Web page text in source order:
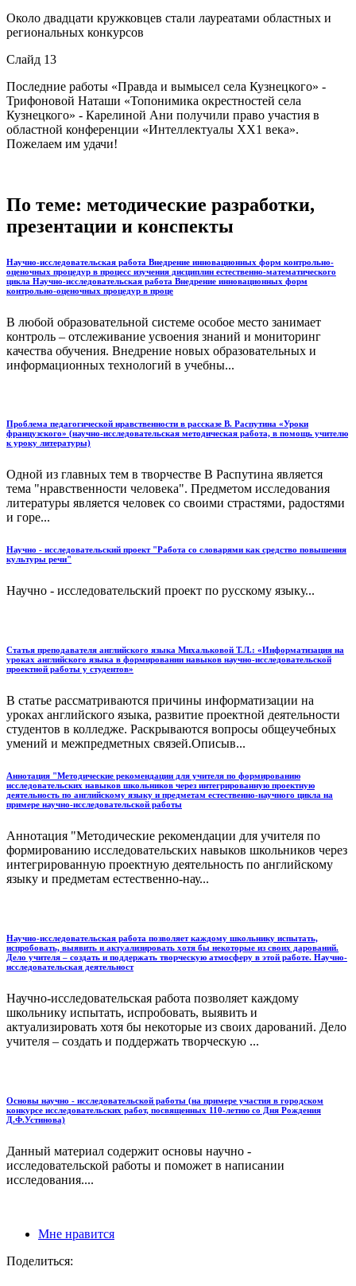
Около двадцати кружковцев стали лауреатами областных и
региональных конкурсов
Слайд 13
Последние работы «Правда и вымысел села Кузнецкого» -
Трифоновой Наташи «Топонимика окрестностей села
Кузнецкого» - Карелиной Ани получили право участия в
областной конференции «Интеллектуалы ХХ1 века».
Пожелаем им удачи!
По теме: методические разработки,
презентации и конспекты
Научно-исследовательская работа Внедрение инновационных форм контрольно-
оценочных процедур в процесс изучения дисциплин естественно-математического
цикла Научно-исследовательская работа Внедрение инновационных форм
контрольно-оценочных процедур в проце
В любой образовательной системе особое место занимает
контроль – отслеживание усвоения знаний и мониторинг
качества обучения. Внедрение новых образовательных и
информационных технологий в учебны...
Проблема педагогической нравственности в рассказе В. Распутина «Уроки
французского» (научно-исследовательская методическая работа, в помощь учителю
к уроку литературы)
Одной из главных тем в творчестве В Распутина является
тема "нравственности человека". Предметом исследования
литературы является человек со своими страстями, радостями
и горе...
Научно - исследовательский проект "Работа со словарями как средство повышения
культуры речи"
Научно - исследовательский проект по русскому языку...
Статья преподавателя английского языка Михальковой Т.Л.: «Информатизация на
уроках английского языка в формировании навыков научно-исследовательской
проектной работы у студентов»
В статье рассматриваются причины информатизации на
уроках английского языка, развитие проектной деятельности
студентов в колледже. Раскрываются вопросы общеучебных
умений и межпредметных связей.Описыв...
Аннотация "Методические рекомендации для учителя по формированию
исследовательских навыков школьников через интегрированную проектную
деятельность по английскому языку и предметам естественно-научного цикла на
примере научно-исследовательской работы
Аннотация "Методические рекомендации для учителя по
формированию исследовательских навыков школьников через
интегрированную проектную деятельность по английскому
языку и предметам естественно-нау...
Научно-исследовательская работа позволяет каждому школьнику испытать,
испробовать, выявить и актуализировать хотя бы некоторые из своих дарований.
Дело учителя – создать и поддержать творческую атмосферу в этой работе. Научно-
исследовательская деятельност
Научно-исследовательская работа позволяет каждому
школьнику испытать, испробовать, выявить и
актуализировать хотя бы некоторые из своих дарований. Дело
учителя – создать и поддержать творческую ...
Основы научно - исследовательской работы (на примере участия в городском
конкурсе исследовательских работ, посвященных 110-летию со Дня Рождения
Д.Ф.Устинова)
Данный материал содержит основы научно -
исследовательской работы и поможет в написании
исследования....
Мне нравится
Поделиться: